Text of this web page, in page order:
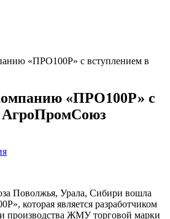
«ПРО100Р» с вступлением в
«ПРО100Р» с
АгроПромСоюз
Поволжья, Урала, Сибири вошла
которая является разработчиком
производства ЖМУ торговой марки